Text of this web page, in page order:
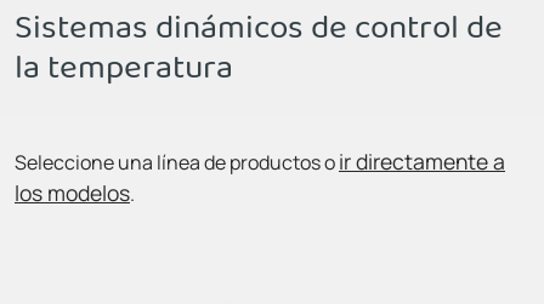
Sistemas dinámicos de control de
la temperatura
Seleccione una línea de productos oir directamente a
los modelos.